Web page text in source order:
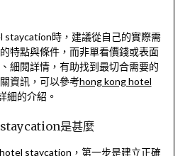
staycation時，建議從自己的實際需
特點與條件，而非單看價錢或表面
細閱詳情，有助找到最切合需要的
資訊，可以參考hong kong hotel
細的介紹。
是甚麼
staycation，第一步是建立正確